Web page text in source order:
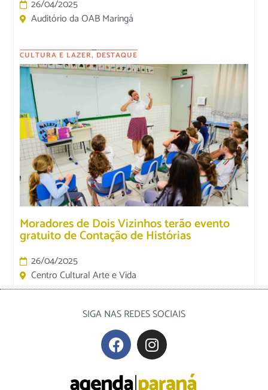
26/04/2025
Auditório da OAB Maringá
CULTURA E LAZER, DESTAQUE
Moradores de Dois Vizinhos terão evento
gratuito de Contação de Histórias
26/04/2025
Centro Cultural Arte e Vida
SIGA NAS REDES SOCIAIS